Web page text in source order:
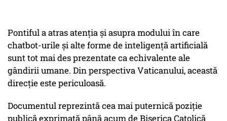
Pontiful a atras atenția și asupra modului în care
chatbot-urile și alte forme de inteligență artificială
sunt tot mai des prezentate ca echivalente ale
gândirii umane. Din perspectiva Vaticanului, această
direcție este periculoasă.
Documentul reprezintă cea mai puternică poziție
publică exprimată până acum de Biserica Catolică